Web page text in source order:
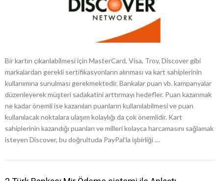
Bir kartın çıkarılabilmesi için MasterCard, Visa, Troy, Discover gibi
markalardan gerekli sertifikasyonların alınması va kart sahiplerinin
kullanımına sunulması gerekmektedir. Bankalar puan vb. kampanyalar
düzenleyerek müşteri sadakatini arttırmayı hedefler. Puan kazanmak
ne kadar önemli ise kazanılan puanların kullanılabilmesi ve puan
kullanılacak noktalara ulaşım kolaylığı da çok önemlidir. Kart
sahiplerinin kazandığı puanları ve milleri kolayca harcamasını sağlamak
isteyen Discover, bu doğrultuda PayPal’la işbirliği …